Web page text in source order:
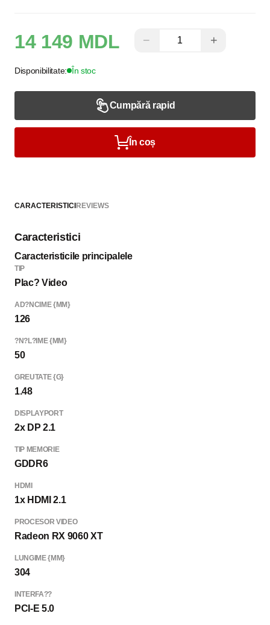
14 149 MDL − +
Disponibilitate: În stoc
Cumpără rapid
În coș
CARACTERISTICIREVIEWS
Caracteristici
Caracteristicile principalele
TIP
Plac? Video
AD?NCIME {MM}
126
?N?L?IME {MM}
50
GREUTATE {G}
1.48
DISPLAYPORT
2x DP 2.1
TIP MEMORIE
GDDR6
HDMI
1x HDMI 2.1
PROCESOR VIDEO
Radeon RX 9060 XT
LUNGIME {MM}
304
INTERFA??
PCI-E 5.0